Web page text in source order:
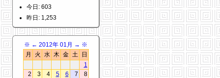
今日: 603
昨日: 1,253
※ ← 2012年 01月 → ※
月
火 水 木 金 土
日
1
2
3 4 5 6 7
8